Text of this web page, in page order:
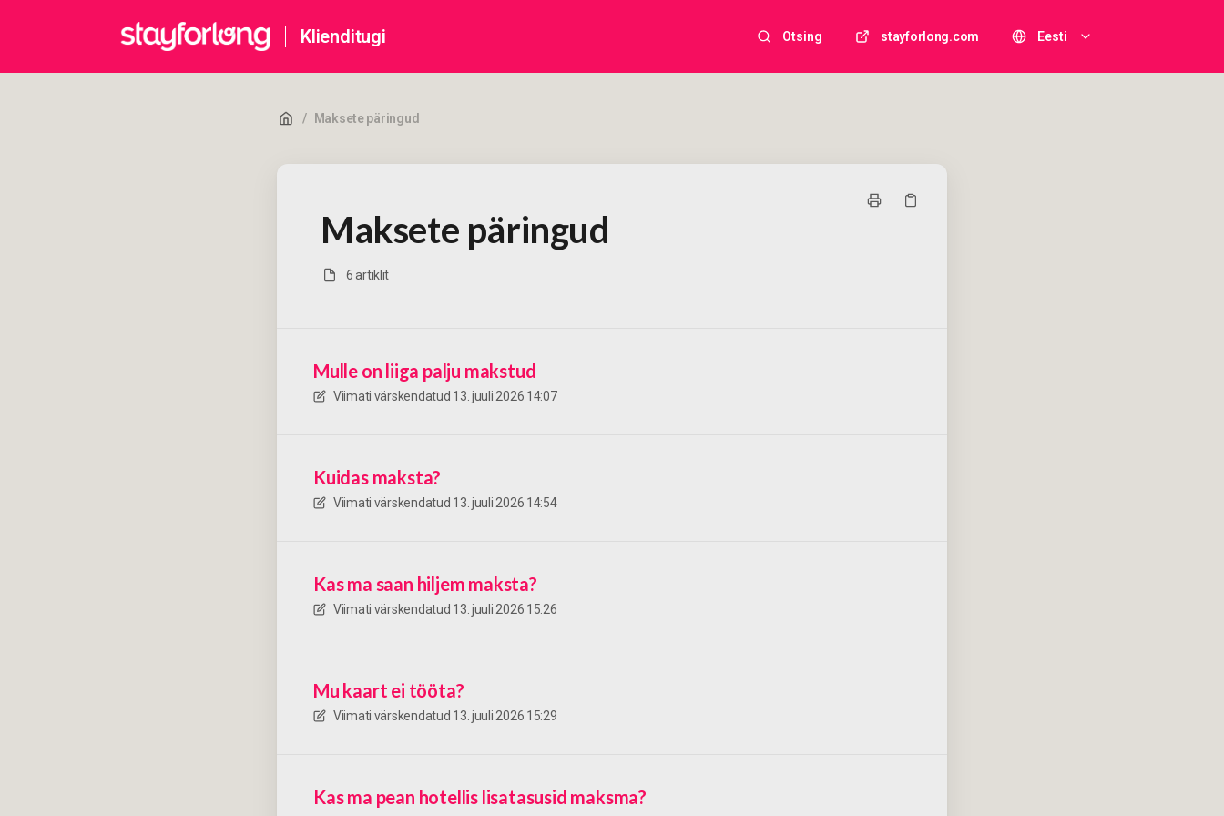
Klienditugi Otsing stayforlong.com Eesti
/ Maksete päringud
Maksete päringud
6 artiklit
Mulle on liiga palju makstud
Viimati värskendatud 13. juuli 2026 14:07
Kuidas maksta?
Viimati värskendatud 13. juuli 2026 14:54
Kas ma saan hiljem maksta?
Viimati värskendatud 13. juuli 2026 15:26
Mu kaart ei tööta?
Viimati värskendatud 13. juuli 2026 15:29
Kas ma pean hotellis lisatasusid maksma?